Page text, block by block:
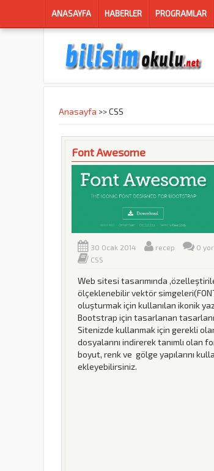
ANASAYFA HABERLER PROGRAMLAR
Buradasınız
Anasayfa >> CSS
Font Awesome
font_awesome.jpg
30 Ocak 2014 recep 0
CSS
Web sitesi tasarımında
ölçeklenebilir vektör
oluşturmak için kullanılan ikonik
Bootstrap için tasarlanan
Sitenizde kullanmak için gerekli
dosyalarını indirerek tanımlı olan
boyut, renk ve gölge yapılarını
ekleyebilirsiniz.